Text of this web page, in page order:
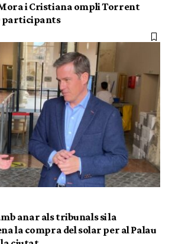
i Cristiana ompli Torrent
participants
anar als tribunals si la
la compra del solar per al Palau